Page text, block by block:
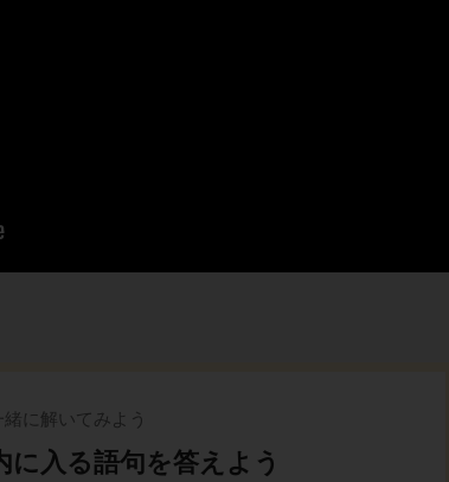
緒に解いてみよう
に入る語句を答えよう